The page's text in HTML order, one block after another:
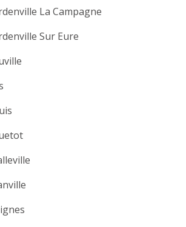
La Campagne
Sur Eure